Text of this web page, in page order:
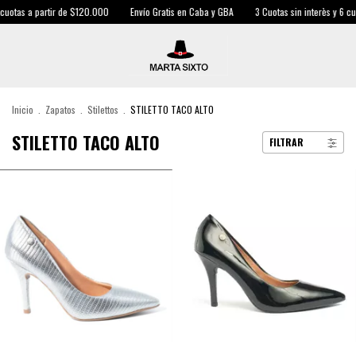
partir de $120.000 Envío Gratis en Caba y GBA 3 Cuotas sin interès y 6 cuotas
Inicio Zapatos Stilettos STILETTO TACO ALTO
STILETTO TACO ALTO FILTRAR